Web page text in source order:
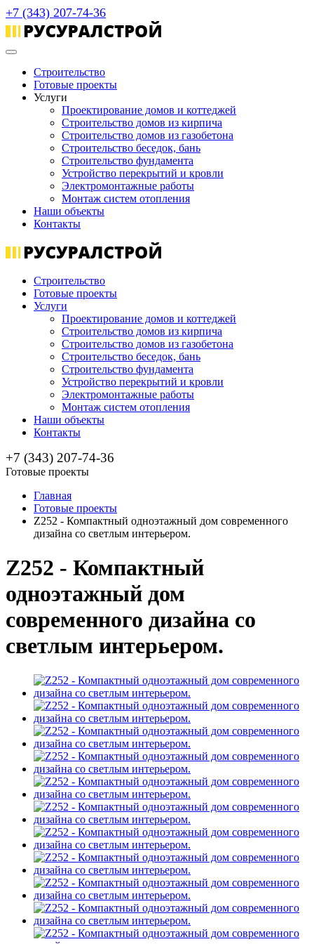
+7 (343) 207-74-36
Строительство
Готовые проекты
Услуги
Проектирование домов и коттеджей
Строительство домов из кирпича
Строительство домов из газобетона
Строительство беседок, бань
Строительство фундамента
Устройство перекрытий и кровли
Электромонтажные работы
Монтаж систем отопления
Наши объекты
Контакты
Строительство
Готовые проекты
Услуги
Проектирование домов и коттеджей
Строительство домов из кирпича
Строительство домов из газобетона
Строительство беседок, бань
Строительство фундамента
Устройство перекрытий и кровли
Электромонтажные работы
Монтаж систем отопления
Наши объекты
Контакты
+7 (343) 207-74-36
Готовые проекты
Главная
Готовые проекты
Z252 - Компактный одноэтажный дом современного
дизайна со светлым интерьером.
Z252 - Компактный
одноэтажный дом
современного дизайна со
светлым интерьером.